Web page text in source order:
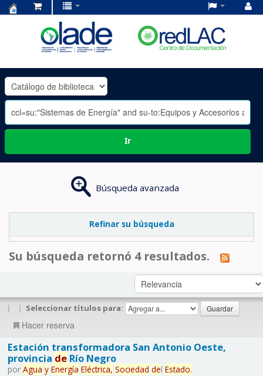
OLADE
-
Ir
Búsqueda avanzada
Refinar su búsqueda
Su búsqueda retornó 4 resultados.
| | Seleccionar títulos para:
Hacer reserva
Estación transformadora San Antonio Oeste,
provincia deRío Negro
por Agua y Energía Eléctrica, Sociedad del Estado.